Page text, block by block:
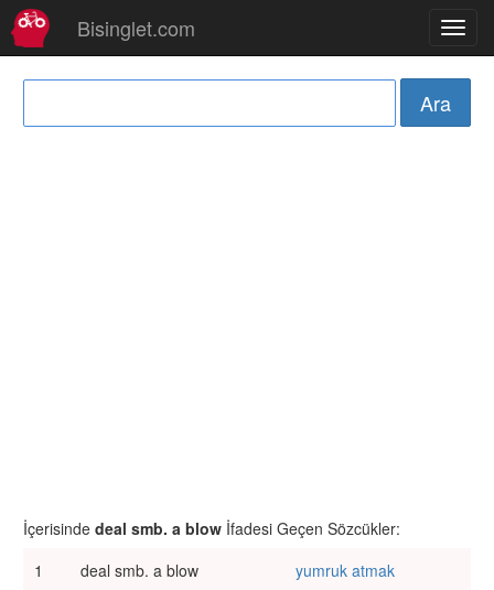
Bisinglet.com
İçerisinde deal smb. a blow İfadesi Geçen Sözcükler:
1
deal smb. a blow yumruk atmak